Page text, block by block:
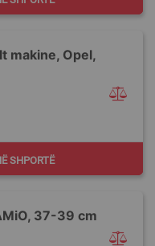
makine, Opel,
SHPORTË
37-39 cm